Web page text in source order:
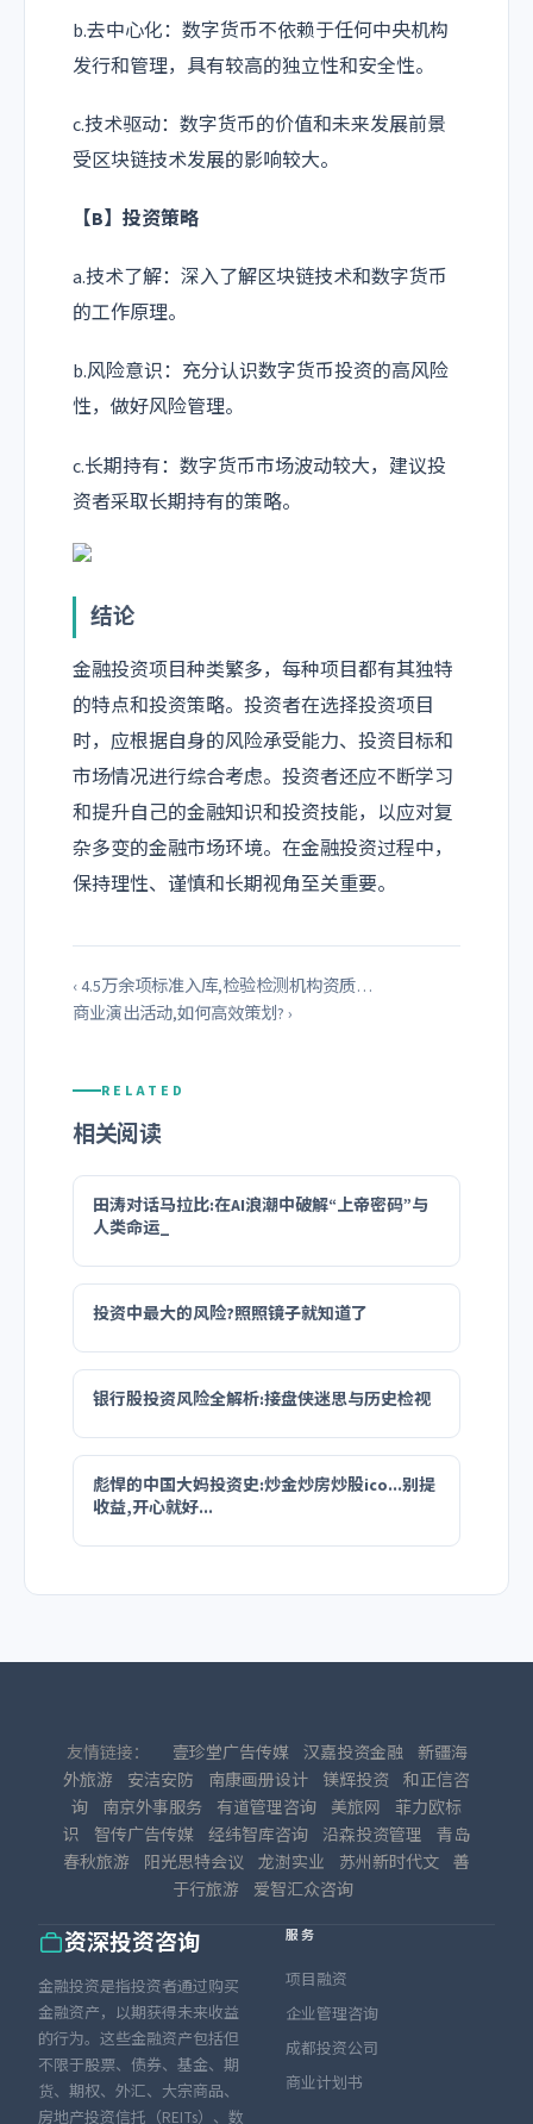
b.去中心化：数字货币不依赖于任何中央机构
发行和管理，具有较高的独立性和安全性。
c.技术驱动：数字货币的价值和未来发展前景
受区块链技术发展的影响较大。
【B】投资策略
a.技术了解：深入了解区块链技术和数字货币
的工作原理。
b.风险意识：充分认识数字货币投资的高风险
性，做好风险管理。
c.长期持有：数字货币市场波动较大，建议投
资者采取长期持有的策略。
结论
金融投资项目种类繁多，每种项目都有其独特
的特点和投资策略。投资者在选择投资项目
时，应根据自身的风险承受能力、投资目标和
市场情况进行综合考虑。投资者还应不断学习
和提升自己的金融知识和投资技能，以应对复
杂多变的金融市场环境。在金融投资过程中，
保持理性、谨慎和长期视角至关重要。
‹ 4.5万余项标准入库,检验检测机构资质…
商业演出活动,如何高效策划? ›
RELATED
相关阅读
田涛对话马拉比:在AI浪潮中破解“上帝密码”与
人类命运_
投资中最大的风险?照照镜子就知道了
银行股投资风险全解析:接盘侠迷思与历史检视
彪悍的中国大妈投资史:炒金炒房炒股ico...别提
收益,开心就好...
友情链接： 壹珍堂广告传媒 汉嘉投资金融
新疆海
外旅游
安洁安防 南康画册设计 镁辉投资 和正信咨
询
南京外事服务 有道管理咨询 美旅网
菲力欧标
识
智传广告传媒 经纬智库咨询 沿森投资管理
青岛
春秋旅游
阳光思特会议 龙澍实业 苏州新时代文 善
于行旅游
爱智汇众咨询
资深投资咨询
金融投资是指投资者通过购买
金融资产，以期获得未来收益
的行为。这些金融资产包括但
不限于股票、债券、基金、期
货、期权、外汇、大宗商品、
房地产投资信托（REITs）、数
服务
项目融资
企业管理咨询
成都投资公司
商业计划书